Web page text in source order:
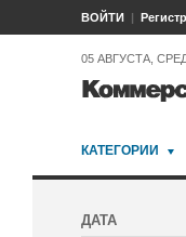
ВОЙТИ
05 АВГУСТА,
КАТЕГОРИИ
ДАТА